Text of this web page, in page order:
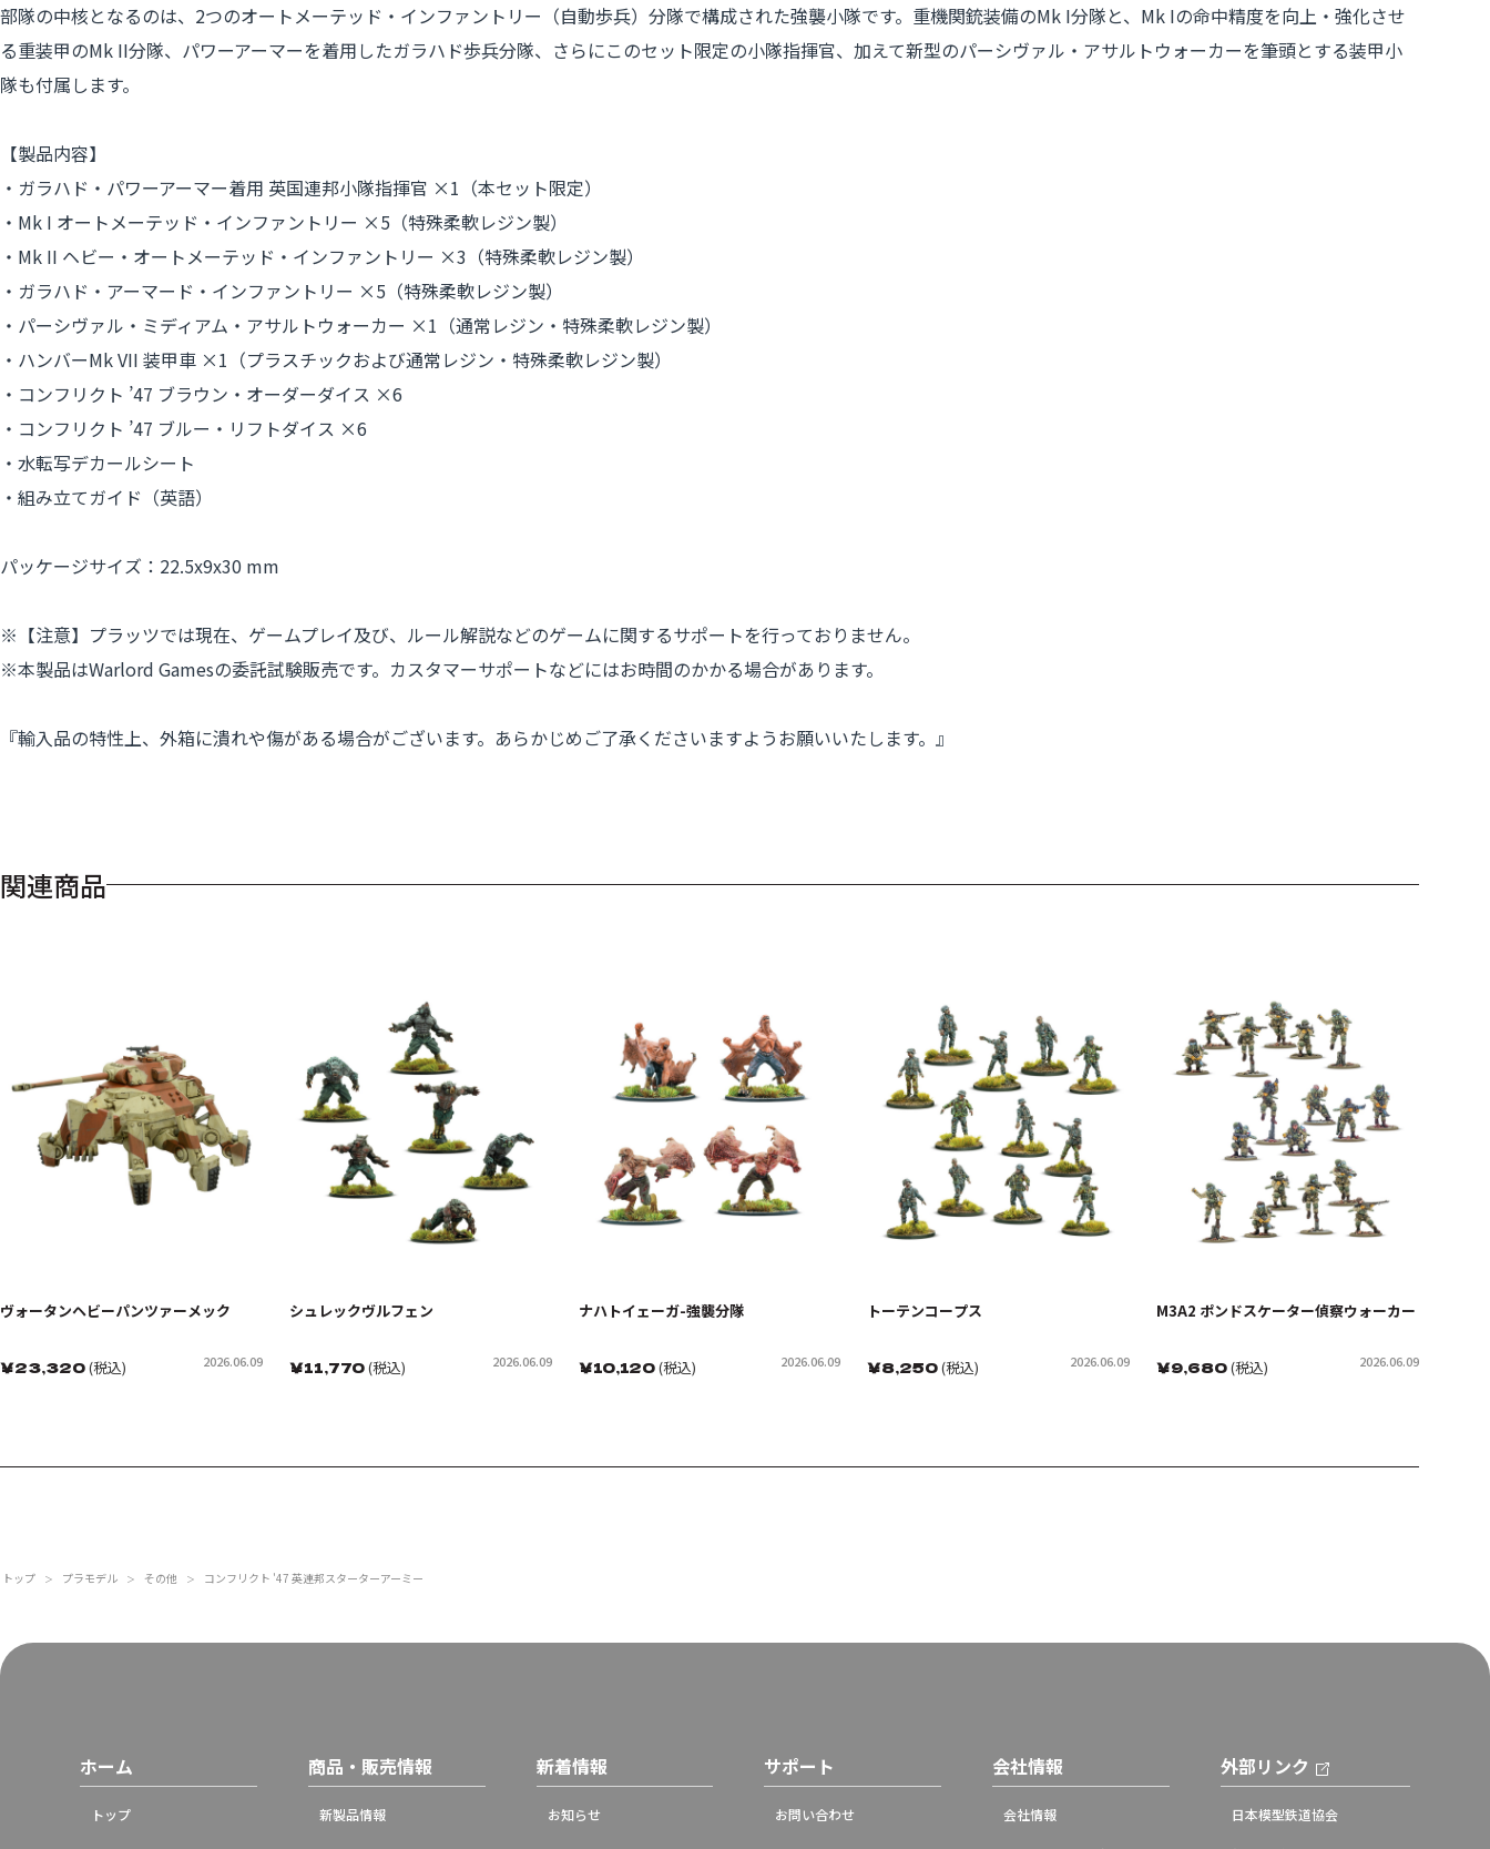
部隊の中核となるのは、2つのオートメーテッド・インファントリー（自動歩兵）分隊で構成された強襲小隊です。重機関銃装備のMk I分隊と、Mk Iの命中精度を向上・強化させ
る重装甲のMk II分隊、パワーアーマーを着用したガラハド歩兵分隊、さらにこのセット限定の小隊指揮官、加えて新型のパーシヴァル・アサルトウォーカーを筆頭とする装甲小
隊も付属します。
【製品内容】
・ガラハド・パワーアーマー着用 英国連邦小隊指揮官 ×1（本セット限定）
・Mk I オートメーテッド・インファントリー ×5（特殊柔軟レジン製）
・Mk II ヘビー・オートメーテッド・インファントリー ×3（特殊柔軟レジン製）
・ガラハド・アーマード・インファントリー ×5（特殊柔軟レジン製）
・パーシヴァル・ミディアム・アサルトウォーカー ×1（通常レジン・特殊柔軟レジン製）
・ハンバーMk VII 装甲車 ×1（プラスチックおよび通常レジン・特殊柔軟レジン製）
・コンフリクト ’47 ブラウン・オーダーダイス ×6
・コンフリクト ’47 ブルー・リフトダイス ×6
・水転写デカールシート
・組み立てガイド（英語）
パッケージサイズ：22.5x9x30 mm
※【注意】プラッツでは現在、ゲームプレイ及び、ルール解説などのゲームに関するサポートを行っておりません。
※本製品はWarlord Gamesの委託試験販売です。カスタマーサポートなどにはお時間のかかる場合があります。
『輸入品の特性上、外箱に潰れや傷がある場合がございます。あらかじめご了承くださいますようお願いいたします。』
関連商品
ヴォータンヘビーパンツァーメック
￥23,320(税込) 2026.06.09
シュレックヴルフェン
￥11,770(税込) 2026.06.09
ナハトイェーガ-強襲分隊
￥10,120(税込) 2026.06.09
トーテンコープス
￥8,250(税込) 2026.06.09
M3A2 ポンドスケーター偵察ウォーカー
￥9,680(税込) 2026.06.09
トップ ＞ プラモデル ＞ その他 ＞ コンフリクト '47 英連邦スターターアーミー
ホーム
トップ
商品・販売情報
新製品情報
新着情報
お知らせ
サポート
お問い合わせ
会社情報
会社情報
外部リンク
日本模型鉄道協会